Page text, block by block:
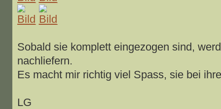
Sobald sie komplett eingezogen sind,
nachliefern.
Es macht mir richtig viel Spass, sie bei
LG